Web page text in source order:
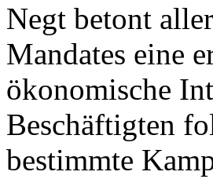
Negt betont
Mandates eine
ökonomische
Beschäftigten
bestimmte